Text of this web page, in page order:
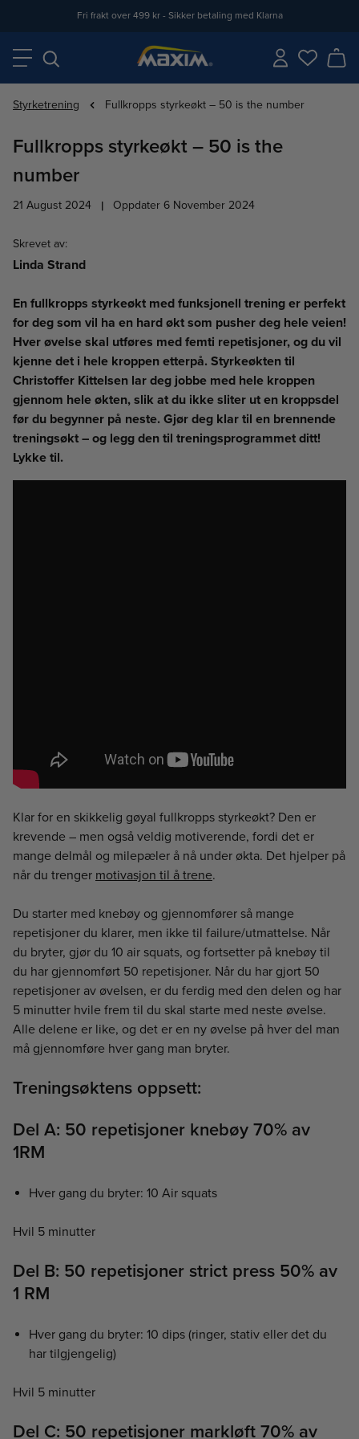
Fri frakt over 499 kr - Sikker betaling med Klarna
Styrketrening Fullkropps styrkeøkt – 50 is the number
Fullkropps styrkeøkt – 50 is the
number
21 August 2024 | Oppdater 6 November 2024
Skrevet av:
Linda Strand
En fullkropps styrkeøkt med funksjonell trening er perfekt
for deg som vil ha en hard økt som pusher deg hele veien!
Hver øvelse skal utføres med femti repetisjoner, og du vil
kjenne det i hele kroppen etterpå. Styrkeøkten til
Christoffer Kittelsen lar deg jobbe med hele kroppen
gjennom hele økten, slik at du ikke sliter ut en kroppsdel
før du begynner på neste. Gjør deg klar til en brennende
treningsøkt – og legg den til treningsprogrammet ditt!
Lykke til.
Klar for en skikkelig gøyal fullkropps styrkeøkt? Den er
krevende – men også veldig motiverende, fordi det er
mange delmål og milepæler å nå under økta. Det hjelper på
når du trenger motivasjon til å trene.
Du starter med knebøy og gjennomfører så mange
repetisjoner du klarer, men ikke til failure/utmattelse. Når
du bryter, gjør du 10 air squats, og fortsetter på knebøy til
du har gjennomført 50 repetisjoner. Når du har gjort 50
repetisjoner av øvelsen, er du ferdig med den delen og har
5 minutter hvile frem til du skal starte med neste øvelse.
Alle delene er like, og det er en ny øvelse på hver del man
må gjennomføre hver gang man bryter.
Treningsøktens oppsett:
Del A: 50 repetisjoner knebøy 70% av
1RM
Hver gang du bryter: 10 Air squats
Hvil 5 minutter
Del B: 50 repetisjoner strict press 50% av
1 RM
Hver gang du bryter: 10 dips (ringer, stativ eller det du
har tilgjengelig)
Hvil 5 minutter
Del C: 50 repetisjoner markløft 70% av